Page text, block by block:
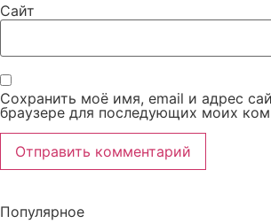
Сайт
Сохранить моё имя, email и адрес
браузере для последующих моих
Популярное